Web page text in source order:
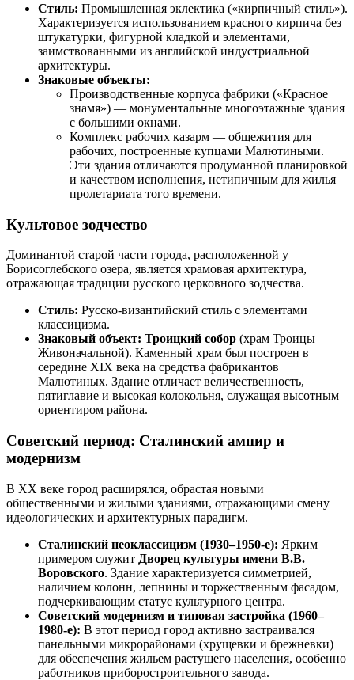
Стиль: Промышленная эклектика («кирпичный стиль»).
Характеризуется использованием красного кирпича без
штукатурки, фигурной кладкой и элементами,
заимствованными из английской индустриальной
архитектуры.
Знаковые объекты:
Производственные корпуса фабрики («Красное
знамя») — монументальные многоэтажные здания
с большими окнами.
Комплекс рабочих казарм — общежития для
рабочих, построенные купцами Малютиными.
Эти здания отличаются продуманной планировкой
и качеством исполнения, нетипичным для жилья
пролетариата того времени.
Культовое зодчество
Доминантой старой части города, расположенной у
Борисоглебского озера, является храмовая архитектура,
отражающая традиции русского церковного зодчества.
Стиль: Русско-византийский стиль с элементами
классицизма.
Знаковый объект: Троицкий собор (храм Троицы
Живоначальной). Каменный храм был построен в
середине XIX века на средства фабрикантов
Малютиных. Здание отличает величественность,
пятиглавие и высокая колокольня, служащая высотным
ориентиром района.
Советский период: Сталинский ампир и
модернизм
В XX веке город расширялся, обрастая новыми
общественными и жилыми зданиями, отражающими смену
идеологических и архитектурных парадигм.
Сталинский неоклассицизм (1930–1950-е): Ярким
примером служит Дворец культуры имени В.В.
Воровского. Здание характеризуется симметрией,
наличием колонн, лепнины и торжественным фасадом,
подчеркивающим статус культурного центра.
Советский модернизм и типовая застройка (1960–
1980-е): В этот период город активно застраивался
панельными микрорайонами (хрущевки и брежневки)
для обеспечения жильем растущего населения, особенно
работников приборостроительного завода.